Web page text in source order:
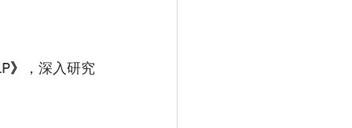
》 ，深入研究